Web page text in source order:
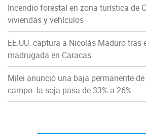
Incendio forestal en zona turística de
viviendas y vehículos
EE.UU. captura a Nicolás Maduro tras
madrugada en Caracas
Milei anunció una baja permanente
campo: la soja pasa de 33% a 26%